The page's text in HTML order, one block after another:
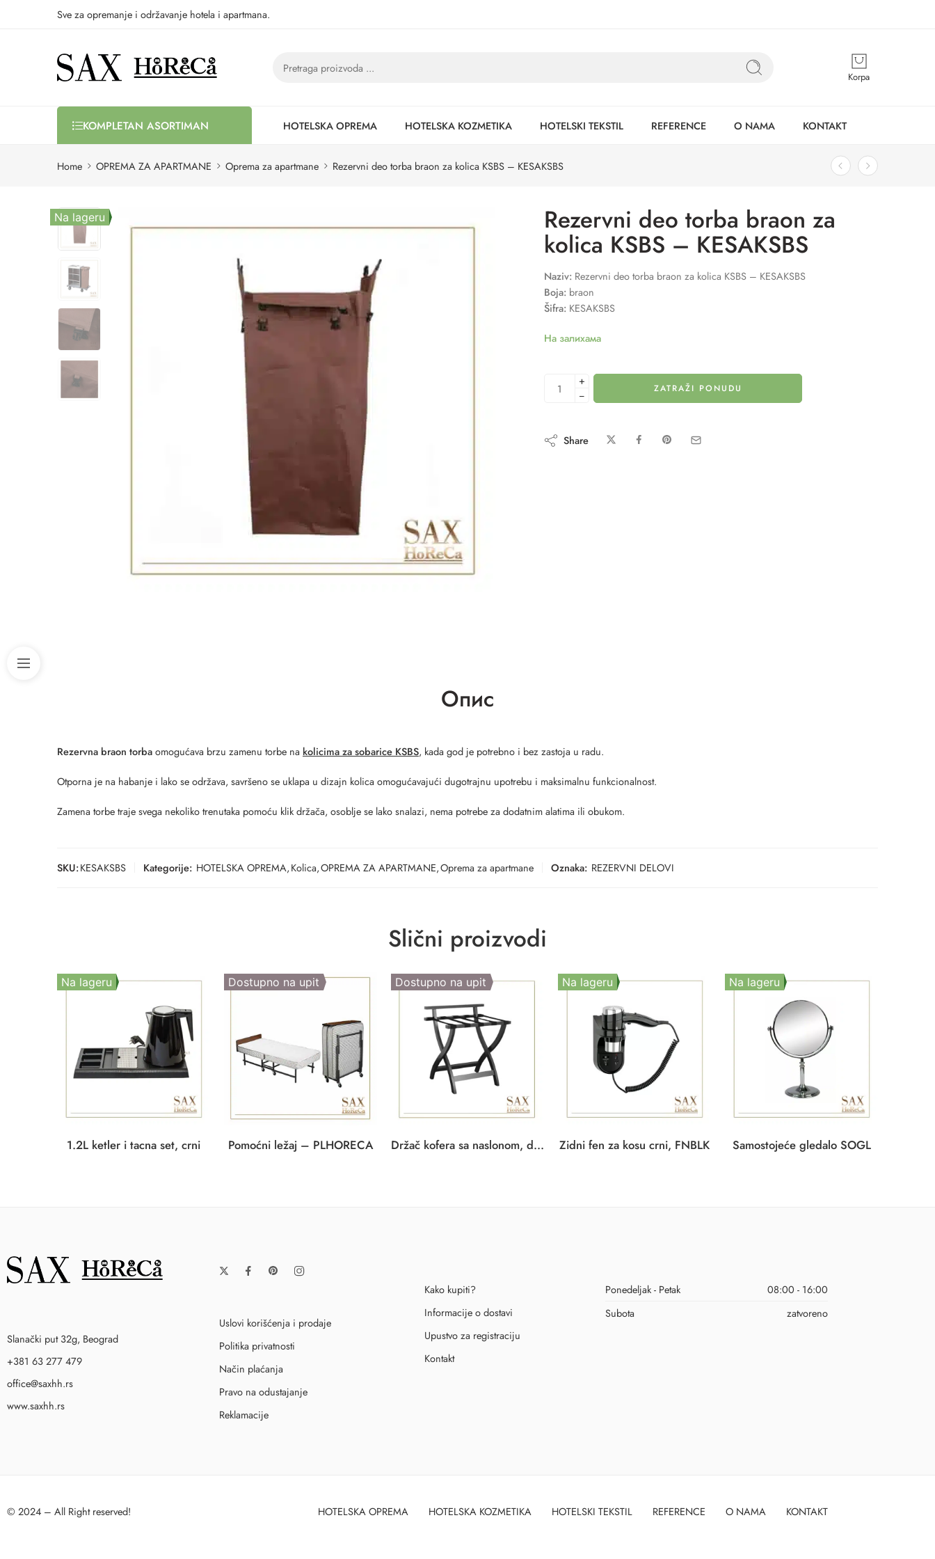
Sve za opremanje i održavanje hotela i apartmana.
Korpa
KOMPLETAN ASORTIMAN HOTELSKA OPREMA HOTELSKA KOZMETIKA HOTELSKI TEKSTIL REFERENCE O NAMA KONTAKT
Home OPREMA ZA APARTMANE Oprema za apartmane Rezervni deo torba braon za kolica KSBS – KESAKSBS
Na lageru Rezervni deo torba braon za
kolica KSBS – KESAKSBS
Naziv: Rezervni deo torba braon za kolica KSBS – KESAKSBS
Boja: braon
Šifra: KESAKSBS
На залихама
+
−
ZATRAŽI PONUDU
Share
Опис
Rezervna braon torbaomogućava brzu zamenu torbe na kolicima za sobarice KSBS, kada god je potrebno i bez zastoja u radu.
Otporna je na habanje i lako se održava, savršeno se uklapa u dizajn kolica omogućavajući dugotrajnu upotrebu i maksimalnu funkcionalnost.
Zamena torbe traje svega nekoliko trenutaka pomoću klik držača, osoblje se lako snalazi, nema potrebe za dodatnim alatima ili obukom.
SKU:KESAKSBS Kategorije: HOTELSKA OPREMA,Kolica,OPREMA ZA APARTMANE,Oprema za apartmane Oznaka: REZERVNI DELOVI
Slični proizvodi
Na lageru
1.2L ketler i tacna set, crni
Dostupno na upit
Pomoćni ležaj – PLHORECA
Dostupno na upit
Držač kofera sa naslonom, drveni, crni
Na lageru
Zidni fen za kosu crni, FNBLK
Na lageru
Samostojeće gledalo SOGL
Slanački put 32g, Beograd
+381 63 277 479
office@saxhh.rs
www.saxhh.rs
Uslovi korišćenja i prodaje
Politika privatnosti
Način plaćanja
Pravo na odustajanje
Reklamacije
Kako kupiti?
Informacije o dostavi
Upustvo za registraciju
Kontakt
Ponedeljak - Petak
08:00 - 16:00
Subota
zatvoreno
© 2024 – All Right reserved! HOTELSKA OPREMA HOTELSKA KOZMETIKA HOTELSKI TEKSTIL REFERENCE O NAMA KONTAKT